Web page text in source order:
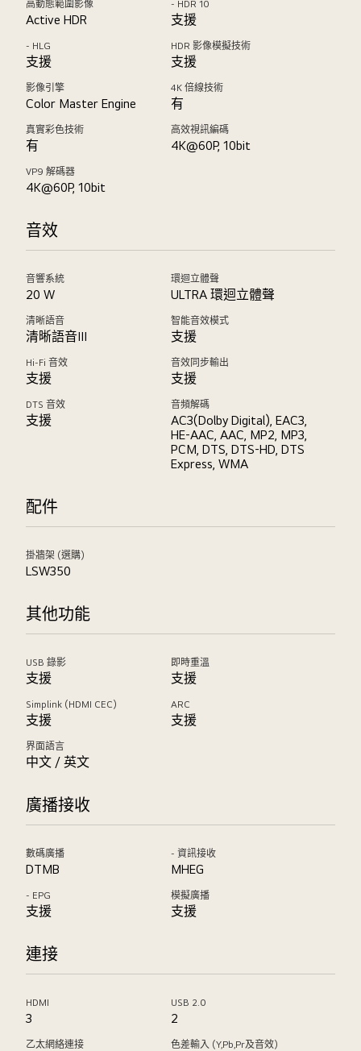
高動態範圍影像
Active HDR
- HDR 10
支援
- HLG
支援
HDR 影像模擬技術
支援
影像引擎
Color Master Engine
4K 倍線技術
有
真實彩色技術
有
高效視訊編碼
4K@60P, 10bit
VP9 解碼器
4K@60P, 10bit
音效
音響系統
20 W
環迴立體聲
ULTRA 環迴立體聲
清晰語音
清晰語音III
智能音效模式
支援
Hi-Fi 音效
支援
音效同步輸出
支援
DTS 音效
支援
音頻解碼
AC3(Dolby Digital), EAC3,
HE-AAC, AAC, MP2, MP3,
PCM, DTS, DTS-HD, DTS
Express, WMA
配件
掛牆架 (選購)
LSW350
其他功能
USB 錄影
支援
即時重溫
支援
Simplink (HDMI CEC)
支援
ARC
支援
界面語言
中文 / 英文
廣播接收
數碼廣播
DTMB
- 資訊接收
MHEG
- EPG
支援
模擬廣播
支援
連接
HDMI
3
USB 2.0
2
乙太網絡連接 色差輸入 (Y,Pb,Pr及音效)